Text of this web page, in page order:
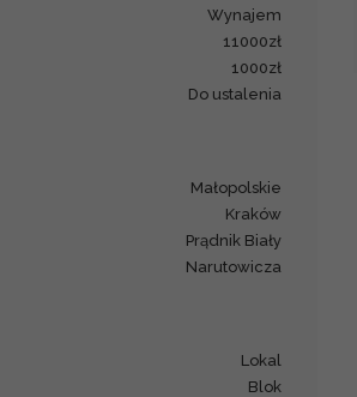
wynajem
11000zł
1000zł
Do ustalenia
małopolskie
Kraków
Prądnik Biały
Narutowicza
lokal
blok